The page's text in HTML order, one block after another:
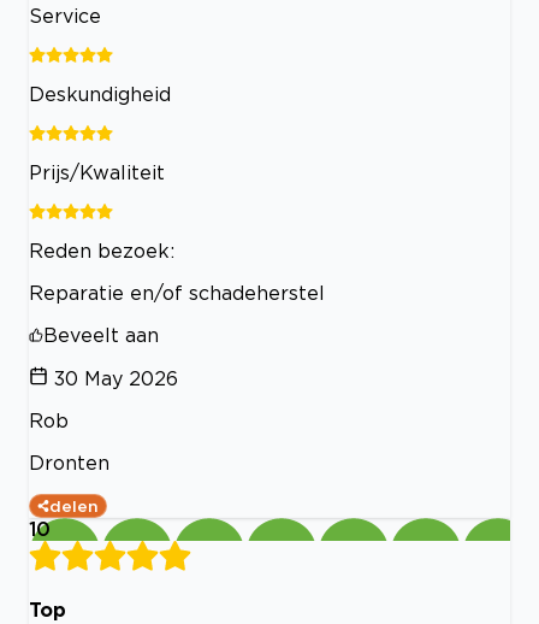
Service
Deskundigheid
Prijs/Kwaliteit
Reden bezoek:
Reparatie en/of schadeherstel
Beveelt aan
30 May 2026
Rob
Dronten
delen
10
Top